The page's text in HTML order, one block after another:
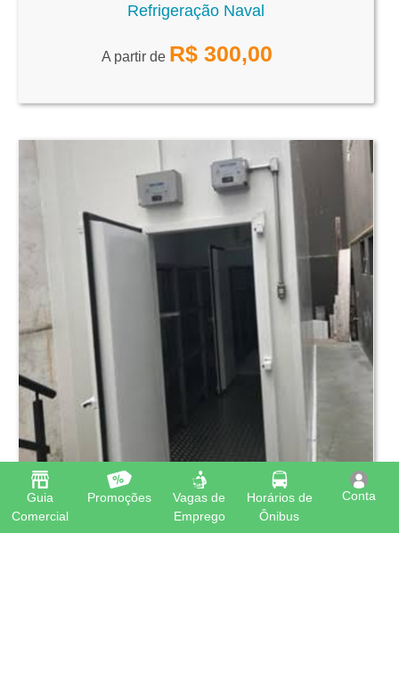
Guia
Comercial
Promoções
Vagas de
Emprego
Horários de
Ônibus
Conta
Refrigeração Naval
A partir de R$ 300,00
Manutenção de Camara Frigorífica